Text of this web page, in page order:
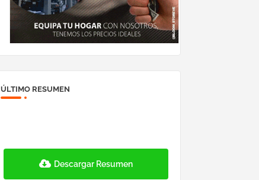
ÚLTIMO RESUMEN
Descargar Resumen